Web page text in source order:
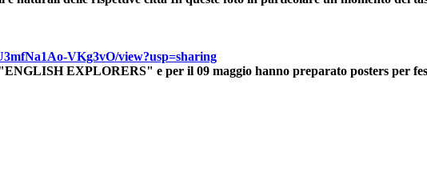
VKg3vO/view?usp=sharing
EXPLORERS" e per il 09 maggio hanno preparato posters per